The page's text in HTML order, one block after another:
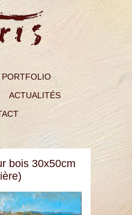
PORTFOLIO
ACTUALITÉS
bois 30x50cm